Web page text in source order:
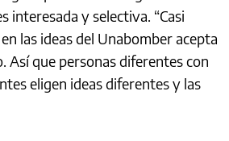
interesada y selectiva. “Casi
las ideas del Unabomber acepta
Así que personas diferentes con
eligen ideas diferentes y las